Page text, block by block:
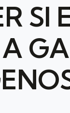
SI